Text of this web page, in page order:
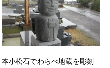
本小松石でわらべ地蔵を彫刻